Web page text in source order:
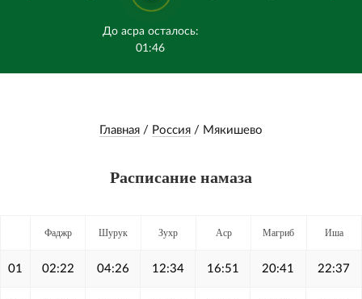
До асра осталось:
01:46
Главная / Россия / Мякишево
Расписание намаза
Фаджр Шурук Зухр Аср Магриб Иша
01 02:22 04:26 12:34 16:51 20:41 22:37